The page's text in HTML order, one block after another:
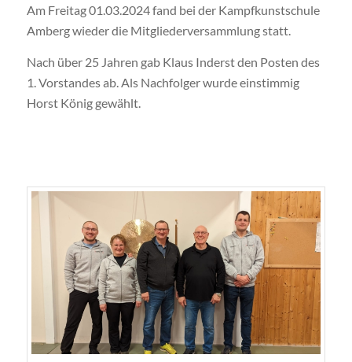
Am Freitag 01.03.2024 fand bei der Kampfkunstschule
Amberg wieder die Mitgliederversammlung statt.
Nach über 25 Jahren gab Klaus Inderst den Posten des
1. Vorstandes ab. Als Nachfolger wurde einstimmig
Horst König gewählt.